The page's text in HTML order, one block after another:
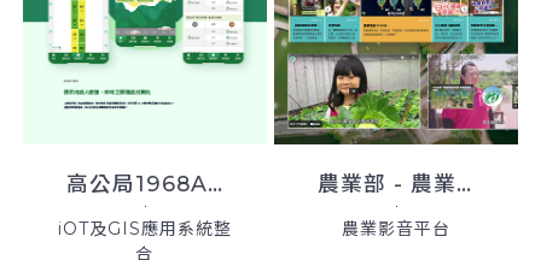
高公局1968App及官方網站
iOT及GIS應用系統整
合
農業部 - 農業虛擬博物館
農業影音平台